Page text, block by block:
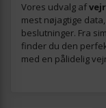
Vores udvalg af
mest nøjagtige
beslutninger. Fra
finder du den
med en pålidelig